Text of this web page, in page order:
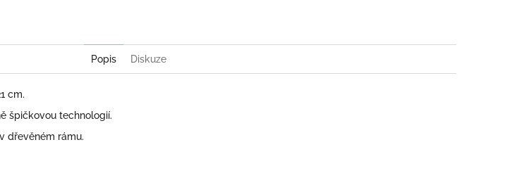
Popis Diskuze
cm.
špičkovou technologií.
dřevěném rámu.